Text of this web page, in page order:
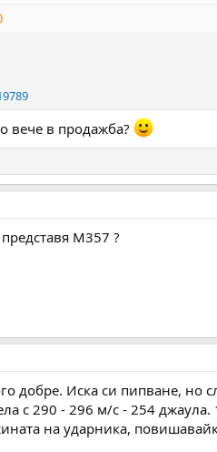
вече в продажба?
М357 ?
добре. Иска си пипване, но
с 290 - 296 м/с - 254
на ударника,